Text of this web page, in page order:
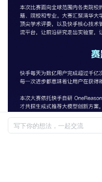
写下你的想法，一起交流